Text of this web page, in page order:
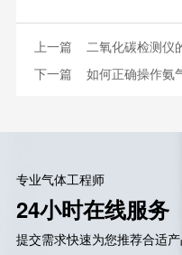
上一篇 二氧化碳检测仪
下一篇 如何正确操作氨
专业气体工程师
24小时在线服务
提交需求快速为您推荐合适